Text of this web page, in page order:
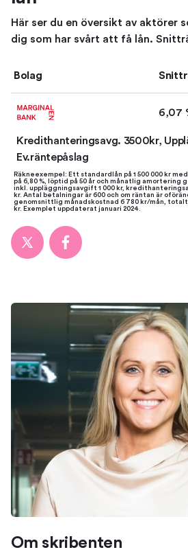
Här ser du en översikt av aktörer
dig som har svårt att få lån.
Bolag
6,07
Kredithanteringsavg. 3500kr,
Ev.räntepåslag
Räkneexempel: Ett standardlån på 1 500 000 kr
på 6,80 %, löptid på 50 år och månatlig amortering
inkl. uppläggningsavgift 1 000 kr,
kr. Antal betalningar är 600 och om räntan är
genomsnittlig månadskostnad 6 780 kr/mån,
kr. Exemplet uppdaterat januari 2024.
Om skribenten